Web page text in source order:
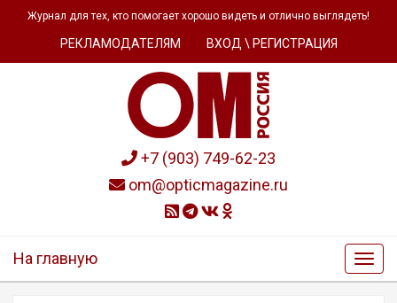
Журнал для тех, кто помогает хорошо видеть и отлично выглядеть!
РЕКЛАМОДАТЕЛЯМ ВХОД \ РЕГИСТРАЦИЯ
+7 (903) 749-62-23
om@opticmagazine.ru
На главную